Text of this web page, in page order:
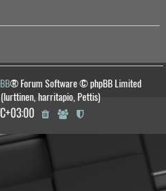
® Forum Software © phpBB Limited
(lurttinen, harritapio, Pettis)